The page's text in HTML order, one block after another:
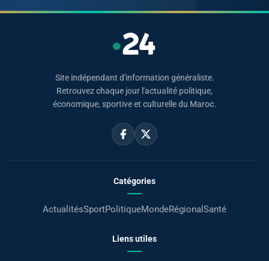
Site indépendant d'information généraliste.
Retrouvez chaque jour l'actualité politique,
économique, sportive et culturelle du Maroc.
Catégories
ActualitésSportPolitiqueMondeRégional Santé
Liens utiles